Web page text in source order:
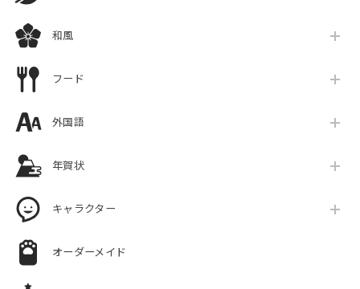
和風
フード
外国語
年賀状
キャラクター
オーダーメイド